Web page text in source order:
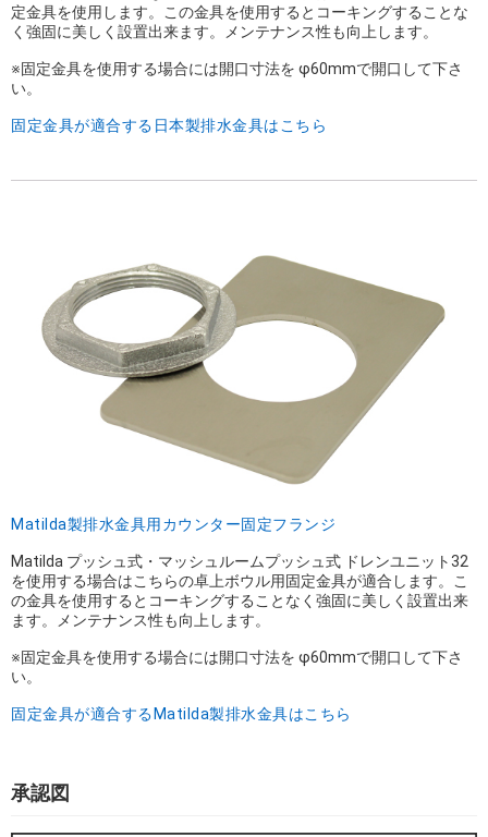
定金具を使用します。この金具を使用するとコーキングすることな
く強固に美しく設置出来ます。メンテナンス性も向上します。
※固定金具を使用する場合には開口寸法を φ60mmで開口して下さ
い。
固定金具が適合する日本製排水金具はこちら
Matilda製排水金具用カウンター固定フランジ
Matilda プッシュ式・マッシュルームプッシュ式 ドレンユニット32
を使用する場合はこちらの卓上ボウル用固定金具が適合します。こ
の金具を使用するとコーキングすることなく強固に美しく設置出来
ます。メンテナンス性も向上します。
※固定金具を使用する場合には開口寸法を φ60mmで開口して下さ
い。
固定金具が適合するMatilda製排水金具はこちら
承認図